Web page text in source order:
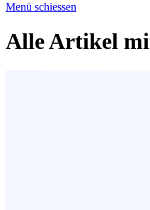
Menü schiessen
Alle Artikel